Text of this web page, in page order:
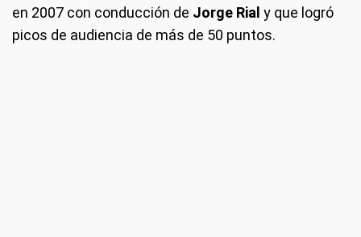
en 2007 con conducción de Jorge Rial y que logró
picos de audiencia de más de 50 puntos.